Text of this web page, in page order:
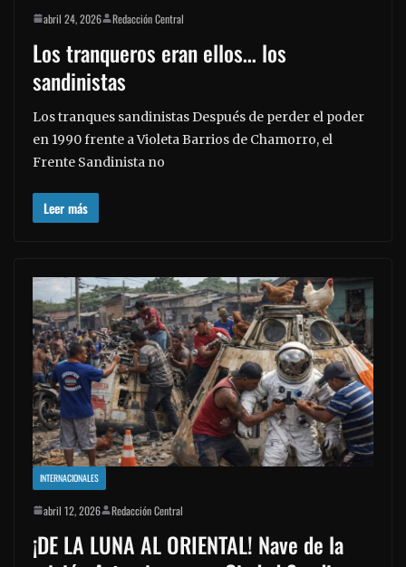
abril 24, 2026 Redacción Central
Los tranqueros eran ellos… los
sandinistas
Los tranques sandinistas Después de perder el poder
en 1990 frente a Violeta Barrios de Chamorro, el
Frente Sandinista no
Leer más
INTERNACIONALES
abril 12, 2026 Redacción Central
¡DE LA LUNA AL ORIENTAL! Nave de la